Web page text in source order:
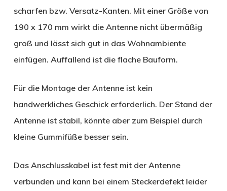
scharfen bzw. Versatz-Kanten. Mit einer Größe von
190 x 170 mm wirkt die Antenne nicht übermäßig
groß und lässt sich gut in das Wohnambiente
einfügen. Auffallend ist die flache Bauform.
Für die Montage der Antenne ist kein
handwerkliches Geschick erforderlich. Der Stand der
Antenne ist stabil, könnte aber zum Beispiel durch
kleine Gummifüße besser sein.
Das Anschlusskabel ist fest mit der Antenne
verbunden und kann bei einem Steckerdefekt leider